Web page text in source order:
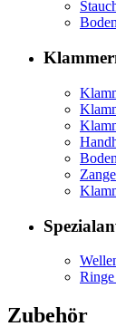
Zubehör